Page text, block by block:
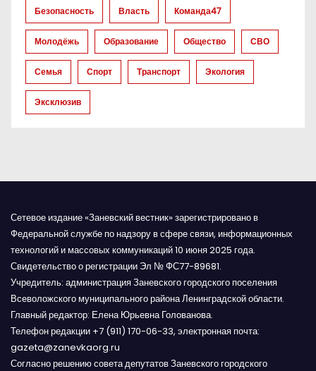
а
п
Безопасность Власть Команда47
Молодёжь Образование Общество СВО
Семья Спорт Транспорт Экология
Эксклюзив
Сетевое издание «Заневский вестник» зарегистрировано в
Федеральной службе по надзору в сфере связи, информационных
технологий и массовых коммуникаций 10 июня 2025 года.
Свидетельство о регистрации Эл № ФС77-89681.
Учредитель: администрация Заневского городского поселения
Всеволожского муниципального района Ленинградской области.
Главный редактор: Елена Юрьевна Голованова.
Телефон редакции +7 (911) 170-06-33, электронная почта:
gazeta@zanevkaorg.ru
Согласно решению совета депутатов Заневского городского